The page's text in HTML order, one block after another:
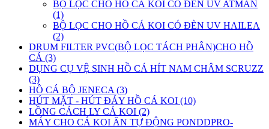
BỘ LỌC CHO HỒ CÁ KOI CÓ ĐÈN UV ATMAN
(1)
BỘ LỌC CHO HỒ CÁ KOI CÓ ĐÈN UV HAILEA
(2)
DRUM FILTER PVC(BỘ LỌC TÁCH PHÂN)CHO HỒ
CÁ (3)
DỤNG CỤ VỆ SINH HỒ CÁ HÍT NAM CHÂM SCRUZZ
(3)
HỒ CÁ BỘ JENECA (3)
HÚT MẶT - HÚT ĐÁY HỒ CÁ KOI (10)
LỒNG CÁCH LY CÁ KOI (2)
MÁY CHO CÁ KOI ĂN TỰ ĐỘNG PONDDPRO-